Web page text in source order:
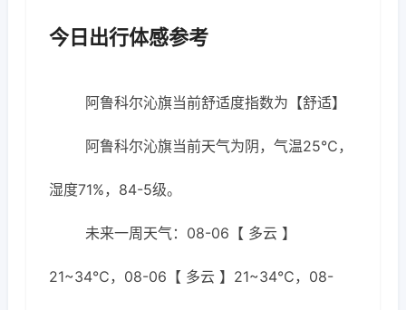
今日出行体感参考
阿鲁科尔沁旗当前舒适度指数为【舒适】
阿鲁科尔沁旗当前天气为阴，气温25℃，
湿度71%，84-5级。
未来一周天气：08-06【 多云 】
21~34℃，08-06【 多云 】21~34℃，08-